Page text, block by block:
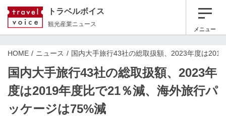
トラベルボイス
観光産業ニュース
メニュー
HOME ニュース 国内大手旅行43社の総取扱額、2023年度は
国内大手旅行43社の総取扱額、2023年
度は2019年度比で21％減、海外旅行パ
ッケージは75%減